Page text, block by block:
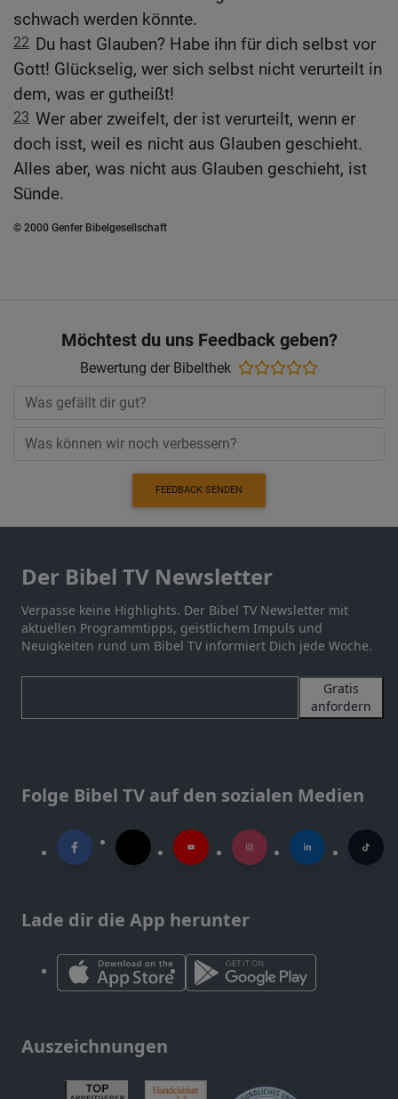
schwach werden könnte.
22 Du hast Glauben? Habe ihn für dich selbst vor
Gott! Glückselig, wer sich selbst nicht verurteilt in
dem, was er gutheißt!
23 Wer aber zweifelt, der ist verurteilt, wenn er
doch isst, weil es nicht aus Glauben geschieht.
Alles aber, was nicht aus Glauben geschieht, ist
Sünde.
© 2000 Genfer Bibelgesellschaft
Möchtest du uns Feedback geben?
Bewertung der Bibelthek
FEEDBACK SENDEN
Der Bibel TV Newsletter
Verpasse keine Highlights. Der Bibel TV Newsletter mit
aktuellen Programmtipps, geistlichem Impuls und
Neuigkeiten rund um Bibel TV informiert Dich jede Woche.
Gratis
anfordern
Folge Bibel TV auf den sozialen Medien
Lade dir die App herunter
Auszeichnungen